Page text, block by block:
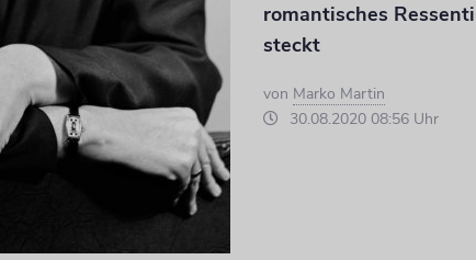
romantisches
steckt
von Marko Martin
30.08.2020 08:56 Uhr